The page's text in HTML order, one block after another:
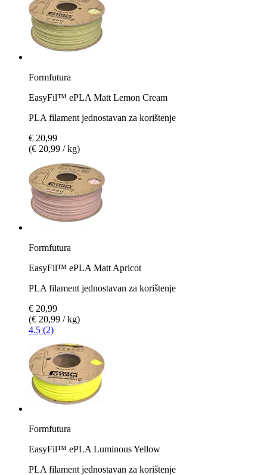
Formfutura
EasyFil™ ePLA Matt Lemon Cream
PLA filament jednostavan za korištenje
€ 20,99
(€ 20,99 / kg)
Formfutura
EasyFil™ ePLA Matt Apricot
PLA filament jednostavan za korištenje
€ 20,99
(€ 20,99 / kg)
4.5 (2)
Formfutura
EasyFil™ ePLA Luminous Yellow
PLA filament jednostavan za korištenje